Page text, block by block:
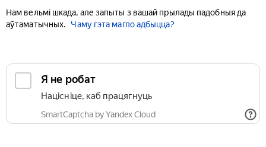
Нам вельмі шкада, але запыты з вашай прылады падобныя да
аўтаматычных.
Чаму гэта магло адбыцца?
Я не робат
Націсніце, каб працягнуць
SmartCaptcha by Yandex Cloud